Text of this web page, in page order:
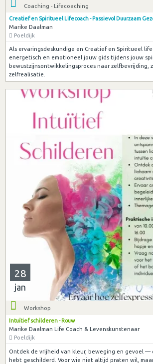
Coaching - Lifecoaching
Creatief en Spiritueel Lifecoach - Passievol Duurzaam
Marike Daalman
Poeldijk
Als ervaringsdeskundige en Creatief en Spiritueel
energetisch en emotioneel jouw gids tijdens jouw
bewustzijnsontwikkelingsproces naar zelfbevrijding,
zelfrealisatie.
28
jan
Workshop
Intuïtief schilderen - Rouw
Marike Daalman Life Coach & Levenskunstenaar
Poeldijk
Ontdek de vrijheid van kleur, beweging en gevoel —
hebt geschilderd. Voor wie niet altijd praten wil,